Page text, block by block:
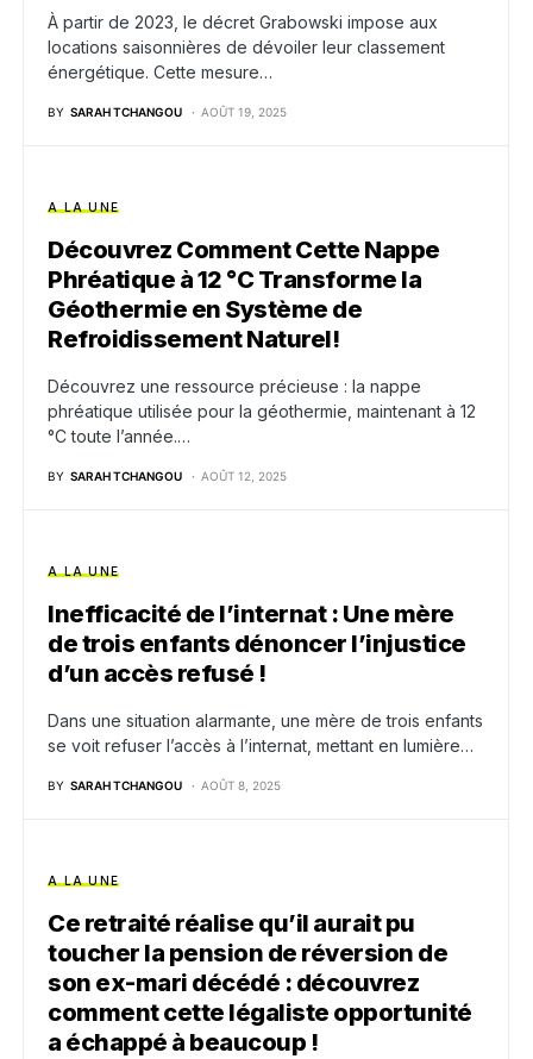
À partir de 2023, le décret Grabowski impose aux
locations saisonnières de dévoiler leur classement
énergétique. Cette mesure…
BY SARAH TCHANGOU AOÛT 19, 2025
A LA UNE
Découvrez Comment Cette Nappe
Phréatique à 12 °C Transforme la
Géothermie en Système de
Refroidissement Naturel!
Découvrez une ressource précieuse : la nappe
phréatique utilisée pour la géothermie, maintenant à 12
°C toute l’année.…
BY SARAH TCHANGOU AOÛT 12, 2025
A LA UNE
Inefficacité de l’internat : Une mère
de trois enfants dénoncer l’injustice
d’un accès refusé !
Dans une situation alarmante, une mère de trois enfants
se voit refuser l’accès à l’internat, mettant en lumière…
BY SARAH TCHANGOU AOÛT 8, 2025
A LA UNE
Ce retraité réalise qu’il aurait pu
toucher la pension de réversion de
son ex-mari décédé : découvrez
comment cette légaliste opportunité
a échappé à beaucoup !